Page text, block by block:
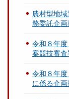
農村型地
務委託企
令和８年
案競技審
令和８年度
に係る企